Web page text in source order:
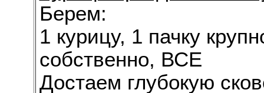
Берем:
1 курицу, 1 пачку
собственно, ВСЕ
Достаем глубокую